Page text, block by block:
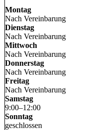
Montag
Nach Vereinbarung
Dienstag
Nach Vereinbarung
Mittwoch
Nach Vereinbarung
Donnerstag
Nach Vereinbarung
Freitag
Nach Vereinbarung
Samstag
9:00–12:00
Sonntag
geschlossen